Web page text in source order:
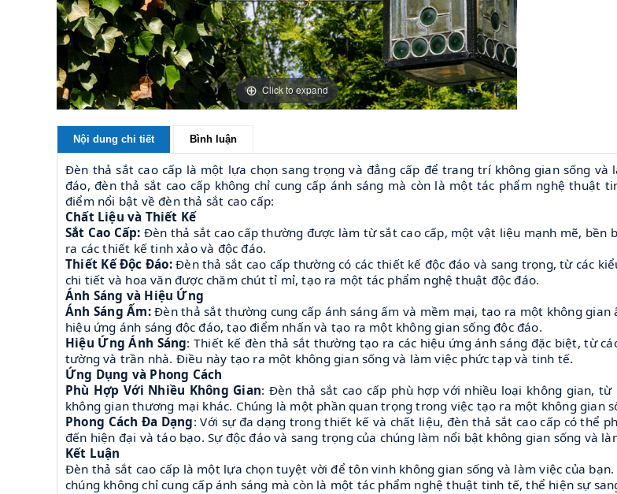
Click to expand
Nội dung chi tiết Bình luận
Đèn thả sắt cao cấp là một lựa chọn sang trọng và đẳng cấp để trang trí không gian sống
đáo, đèn thả sắt cao cấp không chỉ cung cấp ánh sáng mà còn là một tác phẩm nghệ thuật
điểm nổi bật về đèn thả sắt cao cấp:
Chất Liệu và Thiết Kế
Sắt Cao Cấp: Đèn thả sắt cao cấp thường được làm từ sắt cao cấp, một vật liệu mạnh mẽ,
ra các thiết kế tinh xảo và độc đáo.
Thiết Kế Độc Đáo:Đèn thả sắt cao cấp thường có các thiết kế độc đáo và sang trọng, từ các
chi tiết và hoa văn được chăm chút tỉ mỉ, tạo ra một tác phẩm nghệ thuật độc đáo.
Ánh Sáng và Hiệu Ứng
Ánh Sáng Ấm:Đèn thả sắt thường cung cấp ánh sáng ấm và mềm mại, tạo ra một không
hiệu ứng ánh sáng độc đáo, tạo điểm nhấn và tạo ra một không gian sống độc đáo.
Hiệu Ứng Ánh Sáng: Thiết kế đèn thả sắt thường tạo ra các hiệu ứng ánh sáng đặc biệt, từ
tường và trần nhà. Điều này tạo ra một không gian sống và làm việc phức tạp và tinh tế.
Ứng Dụng và Phong Cách
Phù Hợp Với Nhiều Không Gian: Đèn thả sắt cao cấp phù hợp với nhiều loại không gian,
không gian thương mại khác. Chúng là một phần quan trọng trong việc tạo ra một không gian
Phong Cách Đa Dạng: Với sự đa dạng trong thiết kế và chất liệu, đèn thả sắt cao cấp có thể
đến hiện đại và táo bạo. Sự độc đáo và sang trọng của chúng làm nổi bật không gian sống và
Kết Luận
Đèn thả sắt cao cấp là một lựa chọn tuyệt vời để tôn vinh không gian sống và làm việc của
chúng không chỉ cung cấp ánh sáng mà còn là một tác phẩm nghệ thuật tinh tế, thể hiện sự